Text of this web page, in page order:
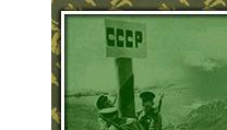
content